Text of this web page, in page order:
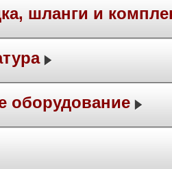
шланги и
оборудование